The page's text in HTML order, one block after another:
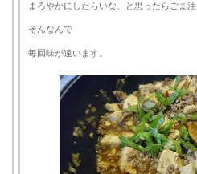
まろやかにしたらいな、と思ったらごま油
そんなんで
毎回味が違います。